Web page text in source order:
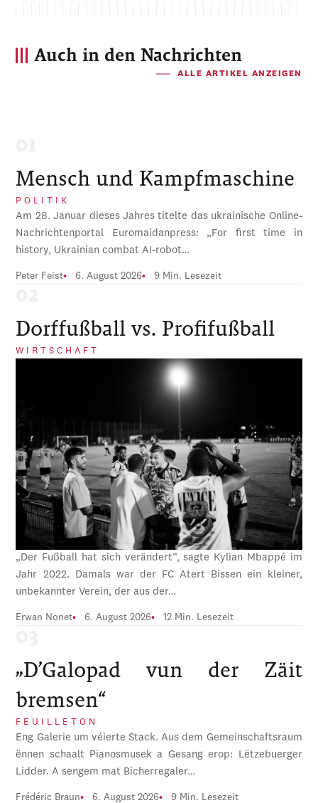
Auch in den Nachrichten
ALLE ARTIKEL ANZEIGEN
Mensch und Kampfmaschine
POLITIK
Am 28. Januar dieses Jahres titelte das ukrainische Online-
Nachrichtenportal Euromaidanpress: „For first time in
history, Ukrainian combat AI-robot…
Peter Feist 6. August 2026 9 Min. Lesezeit
Dorffußball vs. Profifußball
WIRTSCHAFT
„Der Fußball hat sich verändert“, sagte Kylian Mbappé im
Jahr 2022. Damals war der FC Atert Bissen ein kleiner,
unbekannter Verein, der aus der…
Erwan Nonet 6. August 2026 12 Min. Lesezeit
„D’Galopad vun der Zäit
bremsen“
FEUILLETON
Eng Galerie um véierte Stack. Aus dem Gemeinschaftsraum
ënnen schaalt Pianosmusek a Gesang erop: Lëtzebuerger
Lidder. A sengem mat Bicherregaler…
Frédéric Braun 6. August 2026 9 Min. Lesezeit